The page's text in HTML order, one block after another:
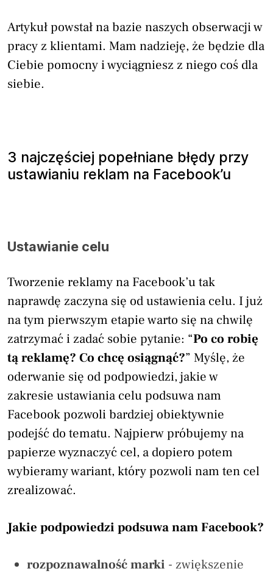
Artykuł powstał na bazie naszych obserwacji w
pracy z klientami. Mam nadzieję, że będzie dla
Ciebie pomocny i wyciągniesz z niego coś dla
siebie.
3 najczęściej popełniane błędy przy
ustawianiu reklam na Facebook’u
Ustawianie celu
Tworzenie reklamy na Facebook’u tak
naprawdę zaczyna się od ustawienia celu. I już
na tym pierwszym etapie warto się na chwilę
zatrzymać i zadać sobie pytanie: “Po co robię
tą reklamę? Co chcę osiągnąć?” Myślę, że
oderwanie się od podpowiedzi, jakie w
zakresie ustawiania celu podsuwa nam
Facebook pozwoli bardziej obiektywnie
podejść do tematu. Najpierw próbujemy na
papierze wyznaczyć cel, a dopiero potem
wybieramy wariant, który pozwoli nam ten cel
zrealizować.
Jakie podpowiedzi podsuwa nam Facebook?
rozpoznawalność marki - zwiększenie